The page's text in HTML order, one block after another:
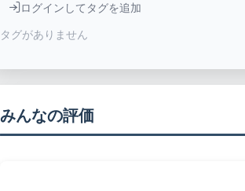
ログインしてタグを追加
タグがありません
みんなの評価